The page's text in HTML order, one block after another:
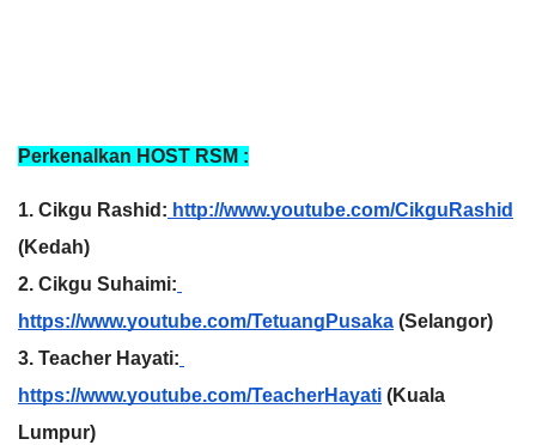
Perkenalkan HOST RSM :
1. Cikgu Rashid: http://www.youtube.com/CikguRashid
(Kedah)
2. Cikgu Suhaimi:
https://www.youtube.com/TetuangPusaka (Selangor)
3. Teacher Hayati:
https://www.youtube.com/TeacherHayati (Kuala
Lumpur)